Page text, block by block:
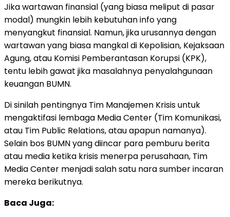
Jika wartawan finansial (yang biasa meliput di pasar
modal) mungkin lebih kebutuhan info yang
menyangkut finansial. Namun, jika urusannya dengan
wartawan yang biasa mangkal di Kepolisian, Kejaksaan
Agung, atau Komisi Pemberantasan Korupsi (KPK),
tentu lebih gawat jika masalahnya penyalahgunaan
keuangan BUMN.
Di sinilah pentingnya Tim Manajemen Krisis untuk
mengaktifasi lembaga Media Center (Tim Komunikasi,
atau Tim Public Relations, atau apapun namanya).
Selain bos BUMN yang diincar para pemburu berita
atau media ketika krisis menerpa perusahaan, Tim
Media Center menjadi salah satu nara sumber incaran
mereka berikutnya.
Baca Juga: